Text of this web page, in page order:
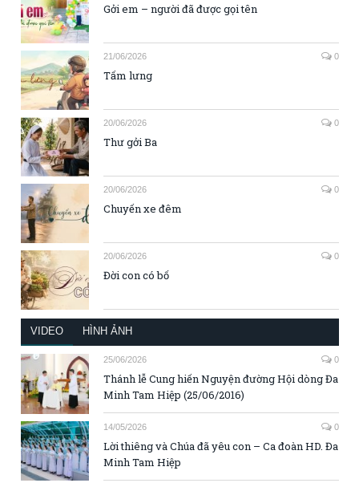
Gởi em – người đã được gọi tên
21/06/2026 0
Tấm lưng
20/06/2026 0
Thư gởi Ba
20/06/2026 0
Chuyến xe đêm
20/06/2026 0
Đời con có bố
VIDEO HÌNH ẢNH
25/06/2026 0
Thánh lễ Cung hiến Nguyện đường Hội dòng Đa
Minh Tam Hiệp (25/06/2016)
14/05/2026 0
Lời thiêng và Chúa đã yêu con – Ca đoàn HD. Đa
Minh Tam Hiệp